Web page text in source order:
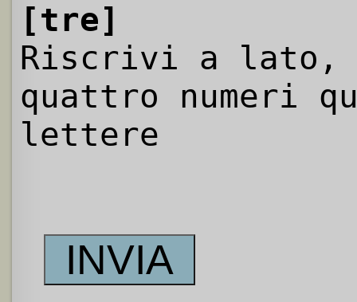
[tre]
Riscrivi a
quattro numeri
lettere